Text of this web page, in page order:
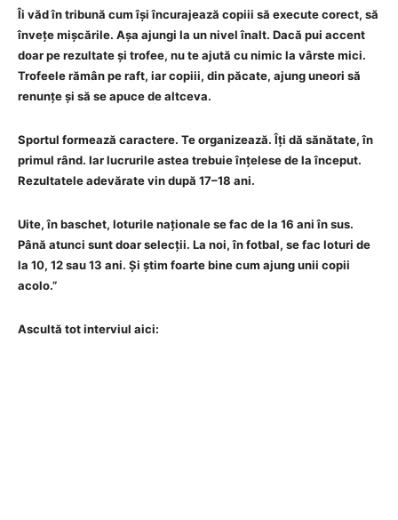
Îi văd în tribună cum își încurajează copiii să execute corect, să
învețe mișcările. Așa ajungi la un nivel înalt. Dacă pui accent
doar pe rezultate și trofee, nu te ajută cu nimic la vârste mici.
Trofeele rămân pe raft, iar copiii, din păcate, ajung uneori să
renunțe și să se apuce de altceva.
Sportul formează caractere. Te organizează. Îți dă sănătate, în
primul rând. Iar lucrurile astea trebuie înțelese de la început.
Rezultatele adevărate vin după 17–18 ani.
Uite, în baschet, loturile naționale se fac de la 16 ani în sus.
Până atunci sunt doar selecții. La noi, în fotbal, se fac loturi de
la 10, 12 sau 13 ani. Și știm foarte bine cum ajung unii copii
acolo.”
Ascultă tot interviul aici: